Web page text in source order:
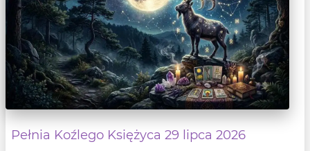
Pełnia Koźlego Księżyca 29 lipca 2026